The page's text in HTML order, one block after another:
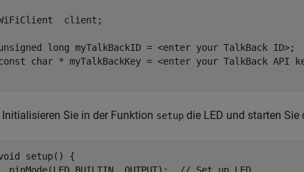
client;
long myTalkBackID = <enter your TalkBack ID>;
char * myTalkBackKey = <enter your TalkBack API
Initialisieren Sie in der Funktion setup die LED und starten Sie
setup() {